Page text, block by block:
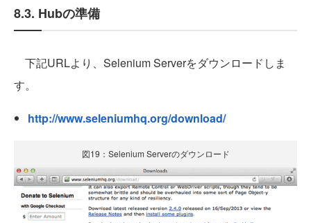
8.3. Hubの準備
下記URLより、Selenium Serverをダウンロードしま
す。
http://www.seleniumhq.org/download/
図19：Selenium Serverのダウンロード